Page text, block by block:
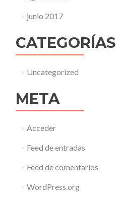
junio 2017
CATEGORÍAS
Uncategorized
META
Acceder
Feed de entradas
Feed de comentarios
WordPress.org